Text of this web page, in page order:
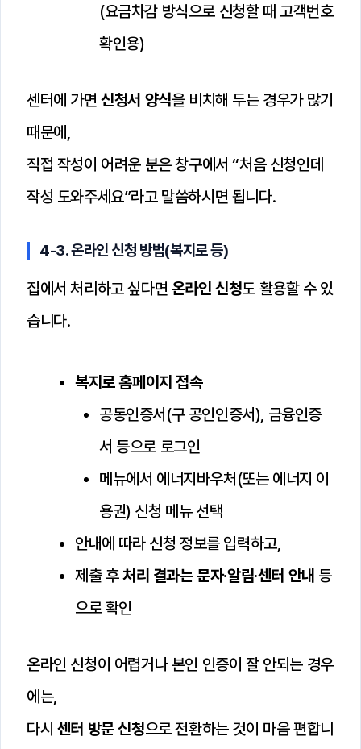
(요금차감 방식으로 신청할 때 고객번호
확인용)
센터에 가면신청서 양식을 비치해 두는 경우가 많기
때문에,
직접 작성이 어려운 분은 창구에서 “처음 신청인데
작성 도와주세요”라고 말씀하시면 됩니다.
4-3. 온라인 신청 방법(복지로 등)
집에서 처리하고 싶다면 온라인 신청도 활용할 수 있
습니다.
복지로 홈페이지 접속
공동인증서(구 공인인증서), 금융인증
서 등으로 로그인
메뉴에서 에너지바우처(또는 에너지 이
용권) 신청 메뉴 선택
안내에 따라 신청 정보를 입력하고,
제출 후처리 결과는 문자·알림·센터 안내 등
으로 확인
온라인 신청이 어렵거나 본인 인증이 잘 안되는 경우
에는,
다시 센터 방문 신청으로 전환하는 것이 마음 편합니